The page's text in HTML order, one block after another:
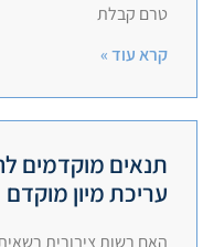
טרם קבלת
קרא עוד »
תנאים מוקדמים
עריכת מיון מוקדם